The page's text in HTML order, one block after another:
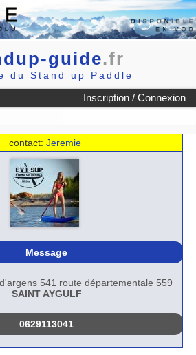
guide.fr
du Stand up Paddle
Inscription / Connexion
contact: Jeremie
Message
541 route départementale 559
SAINT AYGULF
0629113041